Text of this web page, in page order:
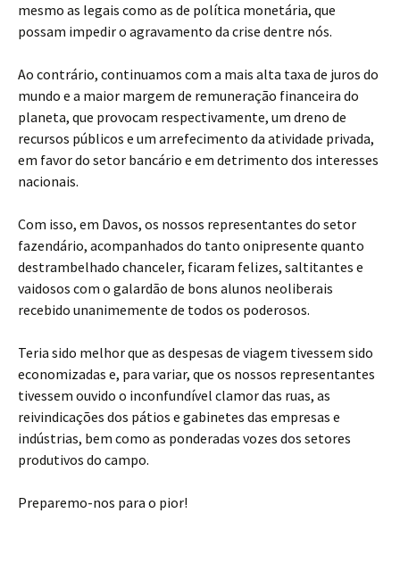
mesmo as legais como as de política monetária, que
possam impedir o agravamento da crise dentre nós.
Ao contrário, continuamos com a mais alta taxa de juros do
mundo e a maior margem de remuneração financeira do
planeta, que provocam respectivamente, um dreno de
recursos públicos e um arrefecimento da atividade privada,
em favor do setor bancário e em detrimento dos interesses
nacionais.
Com isso, em Davos, os nossos representantes do setor
fazendário, acompanhados do tanto onipresente quanto
destrambelhado chanceler, ficaram felizes, saltitantes e
vaidosos com o galardão de bons alunos neoliberais
recebido unanimemente de todos os poderosos.
Teria sido melhor que as despesas de viagem tivessem sido
economizadas e, para variar, que os nossos representantes
tivessem ouvido o inconfundível clamor das ruas, as
reivindicações dos pátios e gabinetes das empresas e
indústrias, bem como as ponderadas vozes dos setores
produtivos do campo.
Preparemo-nos para o pior!